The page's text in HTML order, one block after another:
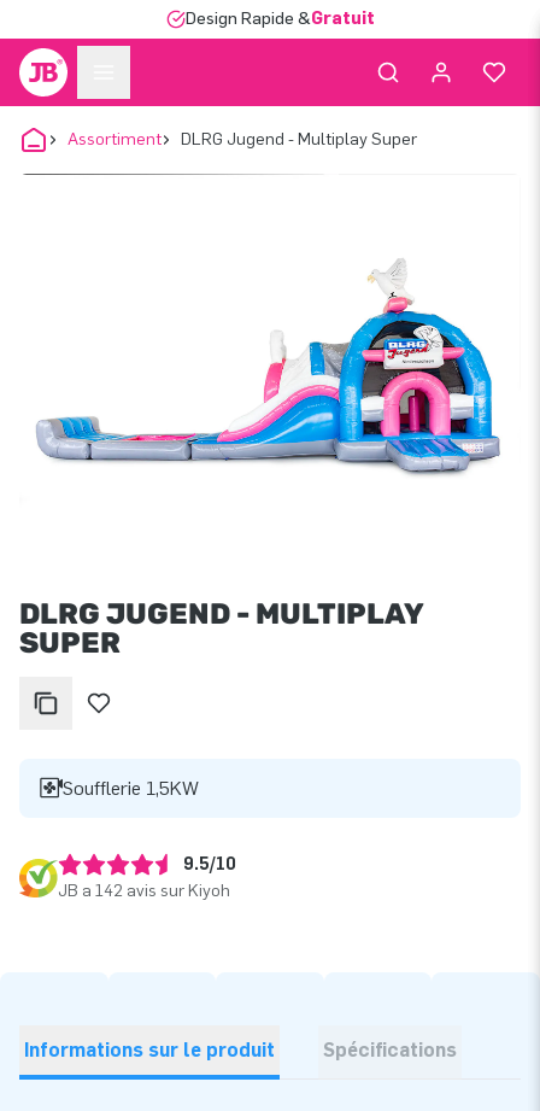
Design Rapide &Gratuit
Assortiment DLRG Jugend - Multiplay Super
DLRG JUGEND - MULTIPLAY
SUPER
Soufflerie 1,5KW
9.5/10
JB a 142 avis sur Kiyoh
Informations sur le produit Spécifications